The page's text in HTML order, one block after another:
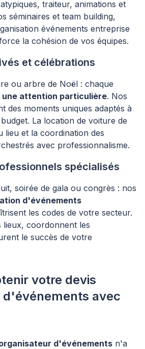
traiteur, animations et
séminaires et team building,
événements entreprise
la cohésion de vos équipes.
et célébrations
ou arbre de Noël : chaque
une attention particulière. Nos
des moments uniques adaptés à
La location de voiture de
lieu et la coordination des
avec professionnalisme.
spécialisés
soirée de gala ou congrès : nos
d'événements
les codes de votre secteur.
lieux, coordonnent les
le succès de votre
votre devis
avec
d'événements n'a